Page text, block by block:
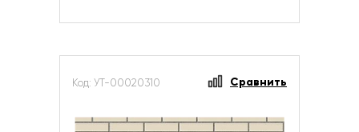
Код: УТ-00020310 Сравнить